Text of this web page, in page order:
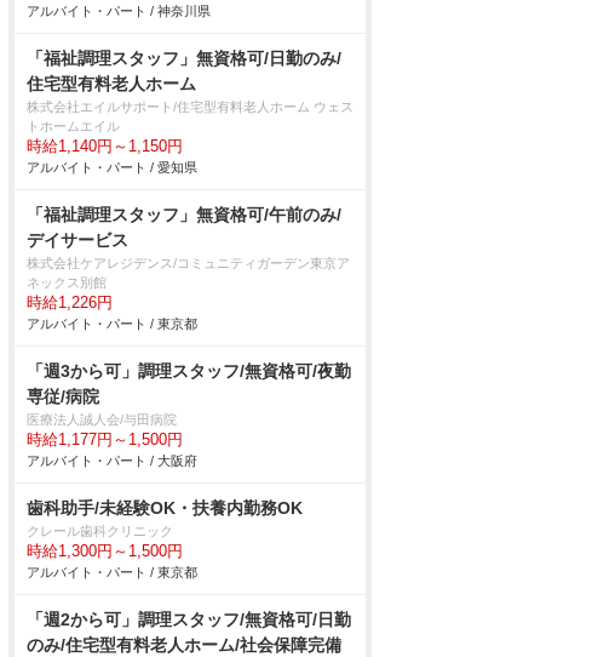
アルバイト・パート / 神奈川県
「福祉調理スタッフ」無資格可/日勤のみ/
住宅型有料老人ホーム
株式会社エイルサポート/住宅型有料老人ホーム ウェス
トホームエイル
時給1,140円～1,150円
アルバイト・パート / 愛知県
「福祉調理スタッフ」無資格可/午前のみ/
デイサービス
株式会社ケアレジデンス/コミュニティガーデン東京ア
ネックス別館
時給1,226円
アルバイト・パート / 東京都
「週3から可」調理スタッフ/無資格可/夜勤
専従/病院
医療法人誠人会/与田病院
時給1,177円～1,500円
アルバイト・パート / 大阪府
歯科助手/未経験OK・扶養内勤務OK
クレール歯科クリニック
時給1,300円～1,500円
アルバイト・パート / 東京都
「週2から可」調理スタッフ/無資格可/日勤
のみ/住宅型有料老人ホーム/社会保障完備